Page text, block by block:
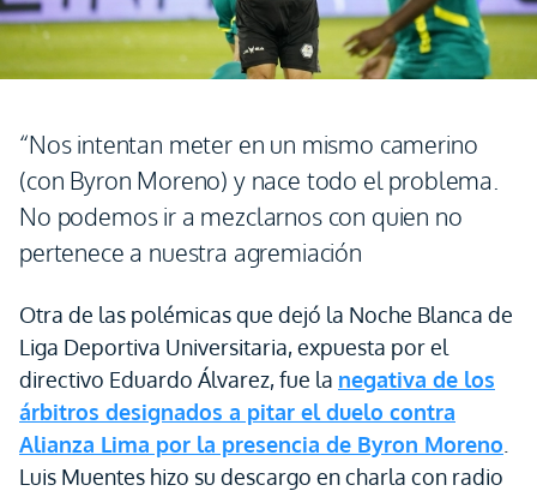
“Nos intentan meter en un mismo camerino
(con Byron Moreno) y nace todo el problema.
No podemos ir a mezclarnos con quien no
pertenece a nuestra agremiación
Otra de las polémicas que dejó la Noche Blanca de
Liga Deportiva Universitaria, expuesta por el
directivo Eduardo Álvarez, fue la negativa de los
árbitros designados a pitar el duelo contra
Alianza Lima por la presencia de Byron Moreno
Luis Muentes hizo su descargo en charla con radio